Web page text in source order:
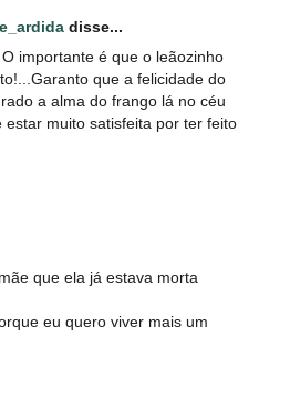
disse...
importante é que o leãozinho
que a felicidade do
a alma do frango lá no céu
estar muito satisfeita por ter feito
que ela já estava morta
eu quero viver mais um